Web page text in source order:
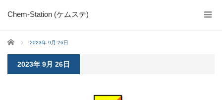
Chem-Station (ケムステ)
ホーム 2023年 9月 26日
2023年 9月 26日